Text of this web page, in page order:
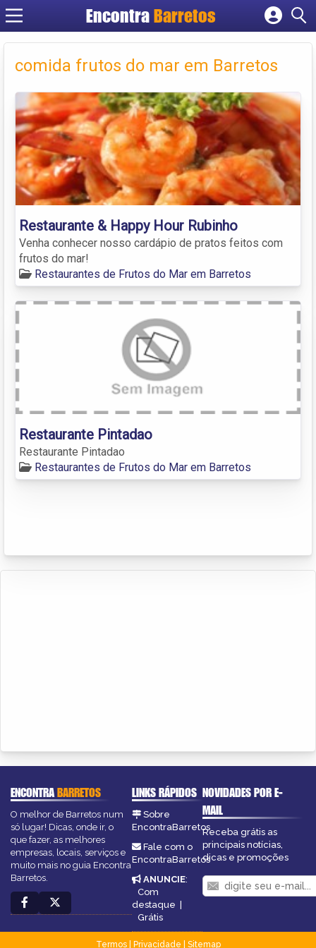
Encontra Barretos
Cadastrar empresa
Criar conta
comida frutos do mar em Barretos
Restaurante & Happy Hour Rubinho
Venha conhecer nosso cardápio de pratos feitos com
frutos do mar!
Restaurantes de Frutos do Mar em Barretos
Restaurante Pintadao
Restaurante Pintadao
Restaurantes de Frutos do Mar em Barretos
ENCONTRABARRETOS
O melhor de Barretos num
só lugar! Dicas, onde ir, o
que fazer, as melhores
empresas, locais, serviços e
muito mais no guia Encontra
Barretos.
LINKS RÁPIDOS
Sobre
EncontraBarretos
Fale com o
EncontraBarretos
ANUNCIE:
Com
destaque |
Grátis
NOVIDADES POR E-
MAIL
Receba grátis as
principais notícias,
dicas e promoções
Termos| Privacidade
Sitemap